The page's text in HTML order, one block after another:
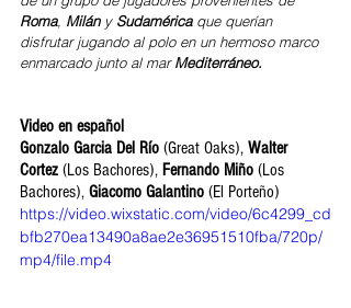
Roma, Milán y Sudamérica que querían
disfrutar jugando al polo en un hermoso marco
enmarcado junto al mar Mediterráneo.
Video en español
Gonzalo Garcia Del Río (Great Oaks), Walter
Cortez (Los Bachores), Fernando Miño (Los
Bachores), Giacomo Galantino (El Porteño)
https://video.wixstatic.com/video/6c4299_cd
bfb270ea13490a8ae2e36951510fba/720p/
mp4/file.mp4